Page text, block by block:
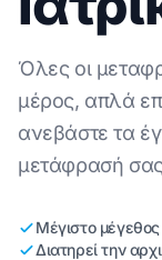
Όλες οι
μέρος, απλά
ανεβάστε τα
μετάφρασή
Μέγιστο μέγεθος
Διατηρεί την